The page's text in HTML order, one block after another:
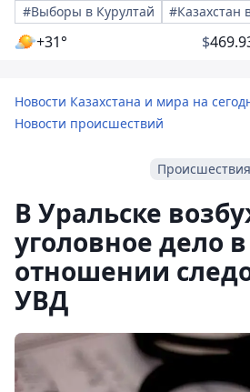
#Выборы в Курултай
#Казахстан
+31° $
Новости Казахстана и мира на
Новости происшествий
Происшествия
В Уральске
уголовное дело в
отношении
УВД